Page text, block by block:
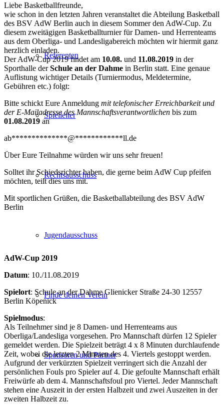
Referenten
Spielleiter
Rechtsausschuss
Jugendausschuss
Finde deinen Verein
Sponsoren und Partner
Liebe Basketballfreunde,
wie schon in den letzten Jahren veranstaltet die Abteilung Basketball
des BSV AdW Berlin auch in diesem Sommer den AdW-Cup. Zu
diesem zweitägigen Basketballturnier für Damen- und Herrenteams
aus dem Oberliga- und Landesligabereich möchten wir hiermit ganz
herzlich einladen.
Der AdW-Cup 2019 findet am 10.08. und 11.08.2019 in der
Sporthalle derSchule an der Dahme in Berlin statt. Eine genaue
Auflistung wichtiger Details (Turniermodus, Meldetermine,
Gebühren etc.) folgt:
Bitte schickt Eure Anmeldung mit telefonischer Erreichbarkeit und
der E-Mailadresse des Mannschaftsverantwortlichen bis zum
01.08.2019 an
ab**************@************ll.de
Über Eure Teilnahme würden wir uns sehr freuen!
Solltet ihr Schiedsrichter haben, die gerne beim AdW Cup pfeifen
möchten, teilt dies uns mit.
Mit sportlichen Grüßen, die Basketballabteilung des BSV AdW
Berlin
AdW-Cup 2019
Datum: 10./11.08.2019
Spielort: Schule an der Dahme Glienicker Straße 24-30 12557
Berlin Köpenick
Spielmodus:
Als Teilnehmer sind je 8 Damen- und Herrenteams aus
Oberliga/Landesliga vorgesehen. Pro Mannschaft dürfen 12 Spieler
gemeldet werden. Die Spielzeit beträgt 4 x 8 Minuten durchlaufende
Zeit, wobei die letzten 2 Minuten des 4. Viertels gestoppt werden.
Aufgrund der verkürzten Spielzeit verringert sich die Anzahl der
persönlichen Fouls pro Spieler auf 4. Die gefoulte Mannschaft erhält
Freiwürfe ab dem 4. Mannschaftsfoul pro Viertel. Jeder Mannschaft
stehen eine Auszeit in der ersten Halbzeit und zwei Auszeiten in der
zweiten Halbzeit zu.